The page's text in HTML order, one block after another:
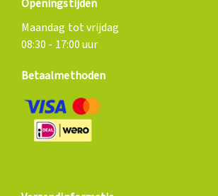
Openingstijden
Maandag tot vrijdag
08:30 - 17:00 uur
Betaalmethoden